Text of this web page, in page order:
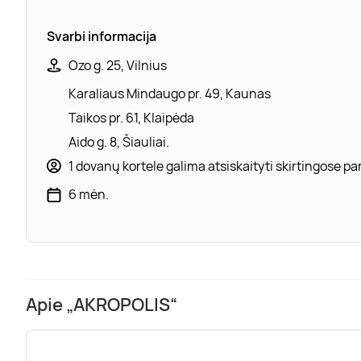
Svarbi informacija
Ozo g. 25, Vilnius
Karaliaus Mindaugo pr. 49, Kaunas
Taikos pr. 61, Klaipėda
Aido g. 8, Šiauliai.
1 dovanų kortele galima atsiskaityti skirtingose
6 mėn.
Apie „AKROPOLIS“